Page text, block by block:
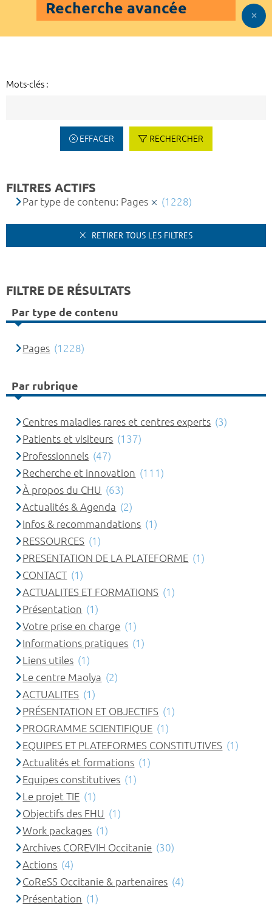
Recherche avancée
Mots-clés :
EFFACER RECHERCHER
FILTRES ACTIFS
Par type de contenu: Pages (1228)
RETIRER TOUS LES FILTRES
FILTRE DE RÉSULTATS
Par type de contenu
Pages (1228)
Par rubrique
Centres maladies rares et centres experts (3)
Patients et visiteurs (137)
Professionnels (47)
Recherche et innovation (111)
À propos du CHU (63)
Actualités & Agenda (2)
Infos & recommandations (1)
RESSOURCES (1)
PRESENTATION DE LA PLATEFORME (1)
CONTACT (1)
ACTUALITES ET FORMATIONS (1)
Présentation (1)
Votre prise en charge (1)
Informations pratiques (1)
Liens utiles (1)
Le centre Maolya (2)
ACTUALITES (1)
PRÉSENTATION ET OBJECTIFS (1)
PROGRAMME SCIENTIFIQUE (1)
EQUIPES ET PLATEFORMES CONSTITUTIVES (1)
Actualités et formations (1)
Equipes constitutives (1)
Le projet TIE (1)
Objectifs des FHU (1)
Work packages (1)
Archives COREVIH Occitanie (30)
Actions (4)
CoReSS Occitanie & partenaires (4)
Présentation (1)